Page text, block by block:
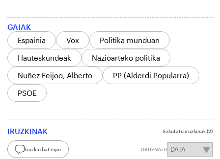
GAIAK
Espainia
Vox
Politika munduan
Hauteskundeak
Nazioarteko politika
Nuñez Feijoo, Alberto
PP (Alderdi Popularra)
PSOE
IRUZKINAK Ezkutatu iruzkinak(2)
Iruzkin bat egin ORDENATU